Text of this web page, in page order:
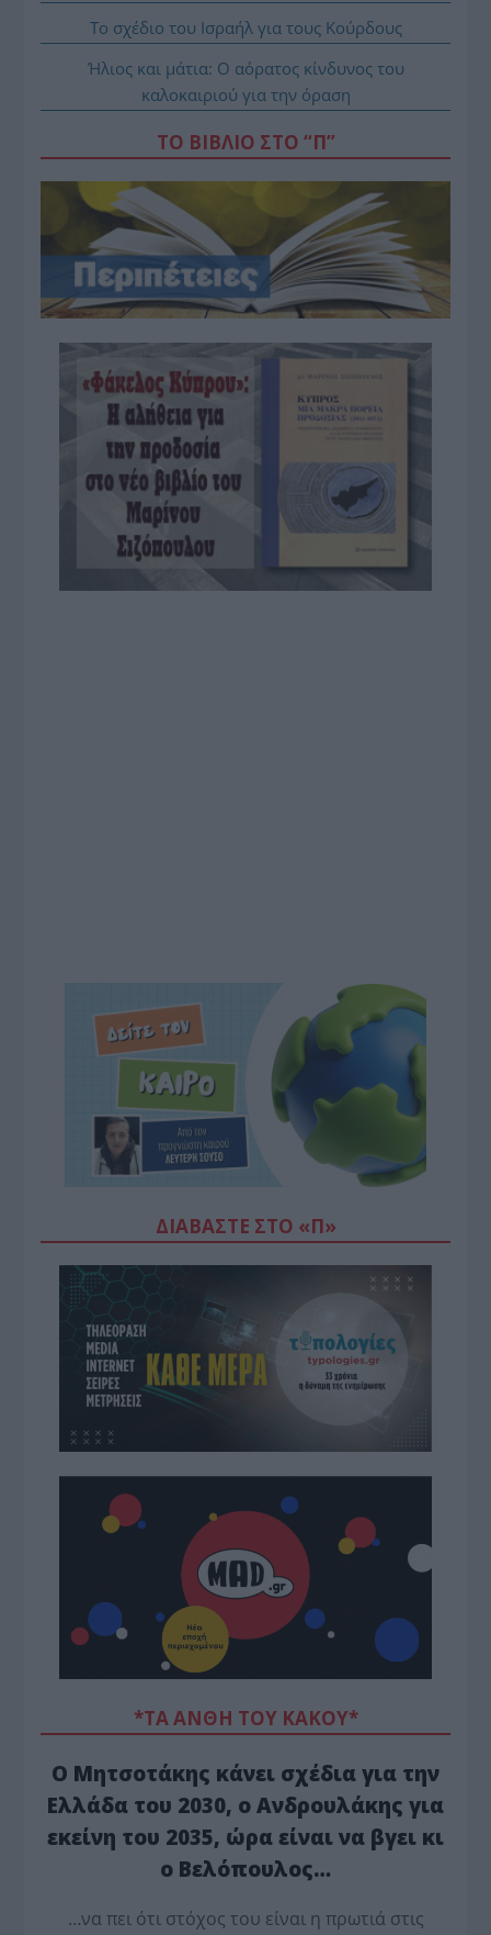
Το σχέδιο του Ισραήλ για τους Κούρδους
Ήλιος και μάτια: Ο αόρατος κίνδυνος του
καλοκαιριού για την όραση
ΤΟ ΒΙΒΛΙΟ ΣΤΟ “Π”
ΔΙΑΒΆΣΤΕ ΣΤΟ «Π»
*ΤΑ ΆΝΘΗ ΤΟΥ ΚΑΚΟΎ*
Ο Μητσοτάκης κάνει σχέδια για την
Ελλάδα του 2030, ο Ανδρουλάκης για
εκείνη του 2035, ώρα είναι να βγει κι
ο Βελόπουλος…
…να πει ότι στόχος του είναι η πρωτιά στις